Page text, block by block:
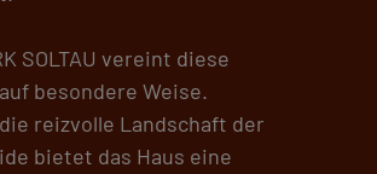
SOLTAU vereint diese
besondere Weise.
reizvolle Landschaft der
bietet das Haus eine